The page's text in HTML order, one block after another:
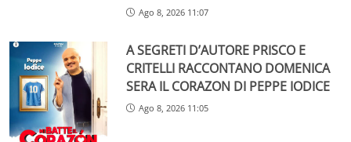
Ago 8, 2026 11:07
A SEGRETI D’AUTORE PRISCO E
CRITELLI RACCONTANO DOMENICA
SERA IL CORAZON DI PEPPE IODICE
Ago 8, 2026 11:05